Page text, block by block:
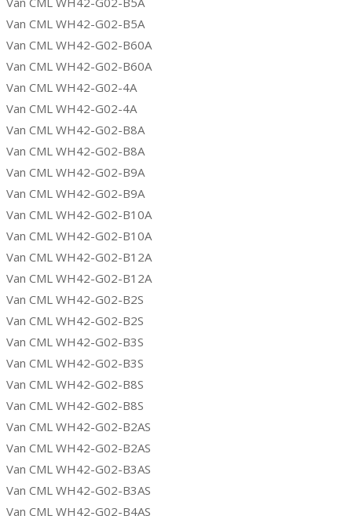
Van CML WH42-G02-B5A
Van CML WH42-G02-B60A
Van CML WH42-G02-B60A
Van CML WH42-G02-4A
Van CML WH42-G02-4A
Van CML WH42-G02-B8A
Van CML WH42-G02-B8A
Van CML WH42-G02-B9A
Van CML WH42-G02-B9A
Van CML WH42-G02-B10A
Van CML WH42-G02-B10A
Van CML WH42-G02-B12A
Van CML WH42-G02-B12A
Van CML WH42-G02-B2S
Van CML WH42-G02-B2S
Van CML WH42-G02-B3S
Van CML WH42-G02-B3S
Van CML WH42-G02-B8S
Van CML WH42-G02-B8S
Van CML WH42-G02-B2AS
Van CML WH42-G02-B2AS
Van CML WH42-G02-B3AS
Van CML WH42-G02-B3AS
Van CML WH42-G02-B4AS